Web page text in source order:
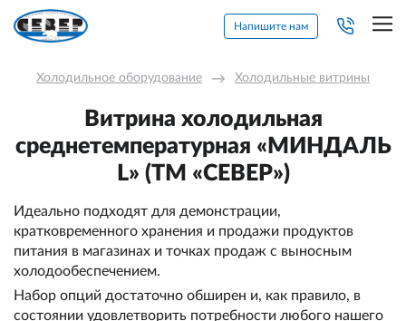
Напишите нам
Холодильное оборудование → Холодильные витрины
Витрина холодильная
среднетемпературная «МИНДАЛЬ
L» (ТМ «СЕВЕР»)
Идеально подходят для демонстрации,
кратковременного хранения и продажи продуктов
питания в магазинах и точках продаж с выносным
холодообеспечением.
Набор опций достаточно обширен и, как правило, в
состоянии удовлетворить потребности любого нашего